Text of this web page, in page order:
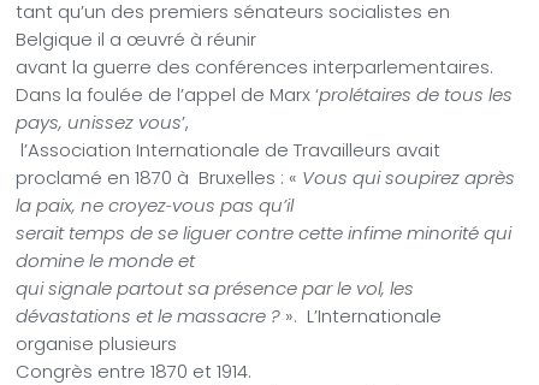
tant qu’un des premiers sénateurs socialistes en
Belgique il a œuvré à réunir
avant la guerre des conférences interparlementaires.
Dans la foulée de l’appel de Marx ‘prolétaires de tous les
pays, unissez vous’,
l’Association Internationale de Travailleurs avait
proclamé en 1870 à Bruxelles : « Vous qui soupirez après
la paix, ne croyez‐vous pas qu’il
serait temps de se liguer contre cette infime minorité qui
domine le monde et
qui signale partout sa présence par le vol, les
dévastations et le massacre ? ». L’Internationale
organise plusieurs
Congrès entre 1870 et 1914.